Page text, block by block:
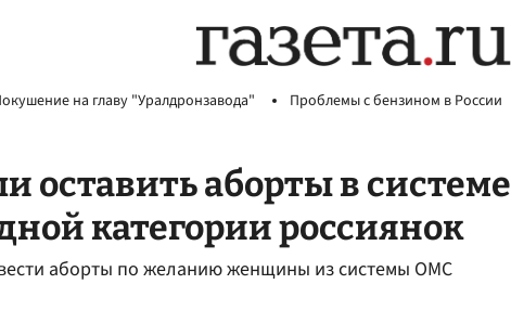
на главу "Уралдронзавода" Проблемы с бензином в России
оставить аборты в системе
категории россиянок
аборты по желанию женщины из системы ОМС